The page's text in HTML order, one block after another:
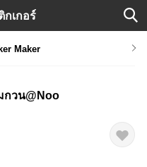
กเกอร์
Maker
กวน@Noo